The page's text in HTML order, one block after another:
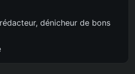
dénicheur de bons